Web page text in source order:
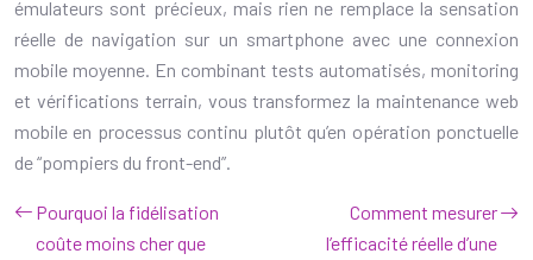
émulateurs sont précieux, mais rien ne remplace la sensation
réelle de navigation sur un smartphone avec une connexion
mobile moyenne. En combinant tests automatisés, monitoring
et vérifications terrain, vous transformez la maintenance web
mobile en processus continu plutôt qu’en opération ponctuelle
de “pompiers du front-end”.
Pourquoi la fidélisation
coûte moins cher que
Comment mesurer
l’efficacité réelle d’une